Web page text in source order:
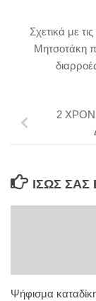
Σχετικά με
Μητσοτάκη
2
ΊΣΩΣ
Ψήφισμα